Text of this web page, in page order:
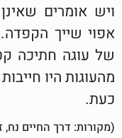
ויש אומרים
אפוי שייך
של עוגה חתיכה
מהעוגות היו
כעת.
(מקורות: דרך החיים